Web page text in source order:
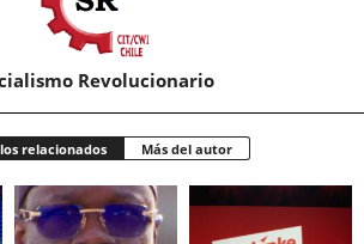
Revolucionario
relacionados Más del autor